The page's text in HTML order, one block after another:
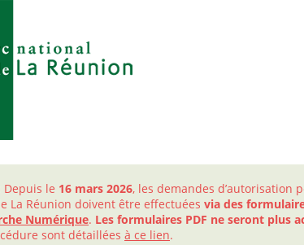
le 16 mars 2026, les demandes d’autorisation
La Réunion doivent être effectuées via des
Numérique. Les formulaires PDF ne seront plus
sont détaillées à ce lien.